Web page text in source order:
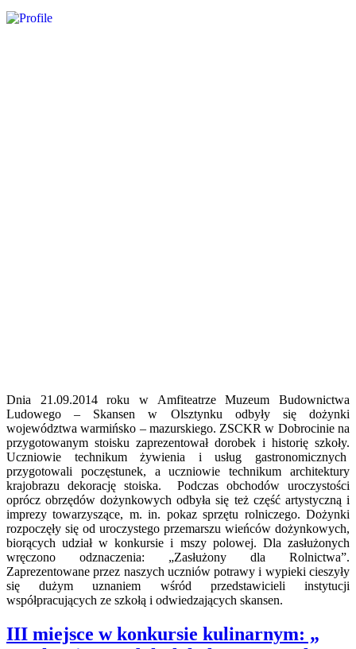
Dnia 21.09.2014 roku w Amfiteatrze Muzeum Budownictwa
Ludowego – Skansen w Olsztynku odbyły się dożynki
województwa warmińsko – mazurskiego. ZSCKR w Dobrocinie na
przygotowanym stoisku zaprezentował dorobek i historię szkoły.
Uczniowie technikum żywienia i usług gastronomicznych
przygotowali poczęstunek, a uczniowie technikum architektury
krajobrazu dekorację stoiska. Podczas obchodów uroczystości
oprócz obrzędów dożynkowych odbyła się też część artystyczną i
imprezy towarzyszące, m. in. pokaz sprzętu rolniczego. Dożynki
rozpoczęły się od uroczystego przemarszu wieńców dożynkowych,
biorących udział w konkursie i mszy polowej. Dla zasłużonych
wręczono odznaczenia: „Zasłużony dla Rolnictwa”.
Zaprezentowane przez naszych uczniów potrawy i wypieki cieszyły
się dużym uznaniem wśród przedstawicieli instytucji
współpracujących ze szkołą i odwiedzających skansen.
III miejsce w konkursie kulinarnym: „